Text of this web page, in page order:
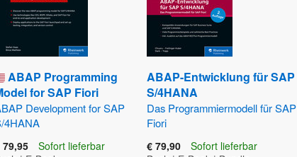
ABAP Programming
for SAP Fiori
Development for SAP
4HANA
79,95
Sofort lieferbar
ABAP-Entwicklung für SAP
S/4HANA
Das Programmiermodell für SAP
Fiori
€ 79,90
Sofort lieferbar